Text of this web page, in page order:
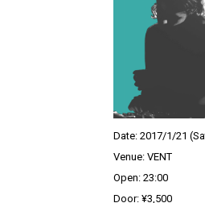
Date: 2017/1/21
Venue: VENT
Open: 23:00
Door: ¥3,500